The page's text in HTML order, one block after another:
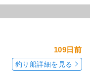
109日前
釣り船詳細を見る